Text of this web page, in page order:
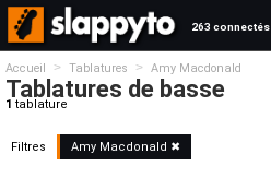
263 connectés
Accueil > Tablatures > Amy Macdonald
Tablatures de basse
1 tablature
Filtres Amy Macdonald ✖